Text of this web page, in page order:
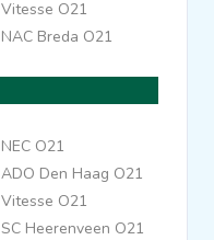
Vitesse O21
NAC Breda O21
NEC O21
ADO Den Haag O21
Vitesse O21
SC Heerenveen O21